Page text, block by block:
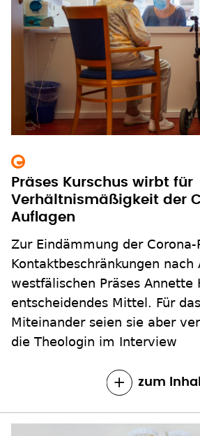
Präses Kurschus wirbt für
Verhältnismäßigkeit der
Auflagen
Zur Eindämmung der Corona-
Kontaktbeschränkungen nach
westfälischen Präses Annette
entscheidendes Mittel. Für
Miteinander seien sie aber
die Theologin im Interview
zum Inhalt